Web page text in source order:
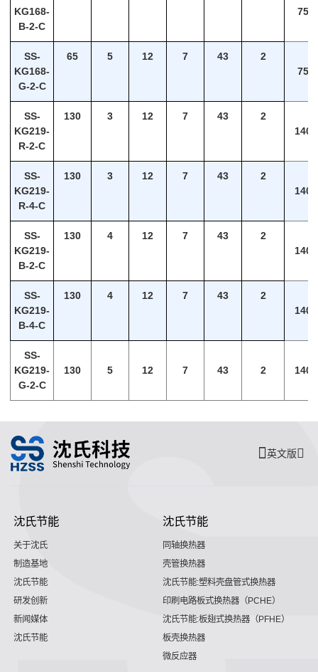
KG168-
B-2-C
75
SS-
KG168-
G-2-C
65 5 12 7 43
2
75
SS-
KG219-
R-2-C
130 3 12 7 43
2
140
SS-
KG219-
R-4-C
130 3 12 7 43
2
140
SS-
KG219-
B-2-C
130 4 12 7 43
2
140
SS-
KG219-
B-4-C
130 4 12 7 43
2
140
SS-
KG219-
G-2-C
130 5 12 7 43 2 140
英文版
沈氏节能
关于沈氏
制造基地
沈氏节能
研发创新
新闻媒体
沈氏节能
沈氏节能
同轴换热器
壳管换热器
沈氏节能:塑料壳盘管式换热器
印刷电路板式换热器（PCHE）
沈氏节能:板翅式换热器（PFHE）
板壳换热器
微反应器